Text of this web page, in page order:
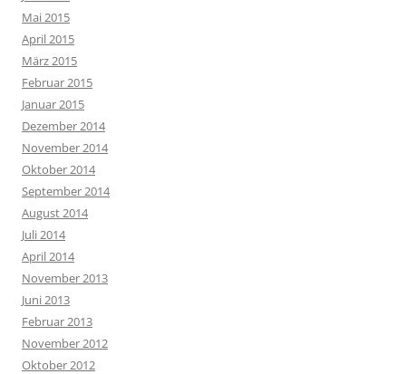
Mai 2015
April 2015
März 2015
Februar 2015
Januar 2015
Dezember 2014
November 2014
Oktober 2014
September 2014
August 2014
Juli 2014
April 2014
November 2013
Juni 2013
Februar 2013
November 2012
Oktober 2012